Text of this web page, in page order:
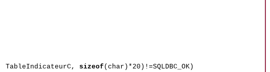
TableIndicateurC, sizeof(char)*20)!=SQLDBC_OK)